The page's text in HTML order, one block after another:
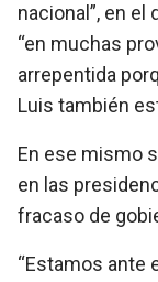
nacional”, en
“en muchas
arrepentida
Luis también
En ese mismo
en las
fracaso de
“Estamos ante